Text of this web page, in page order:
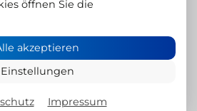
öffnen Sie die
akzeptieren
Einstellungen
Impressum